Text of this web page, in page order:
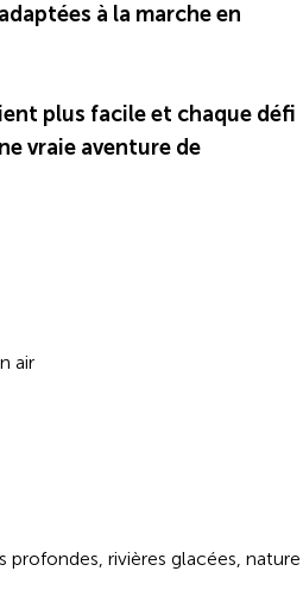
à la marche en
plus facile et chaque défi
vraie aventure de
air
rivières glacées, nature